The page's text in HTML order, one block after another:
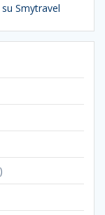
Smytravel